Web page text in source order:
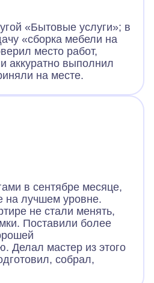
«Бытовые услуги»; в
«сборка мебели на
место работ,
аккуратно выполнил
на месте.
в сентябре месяце,
на лучшем уровне.
не стали менять,
Поставили более
Делал мастер из этого
собрал,